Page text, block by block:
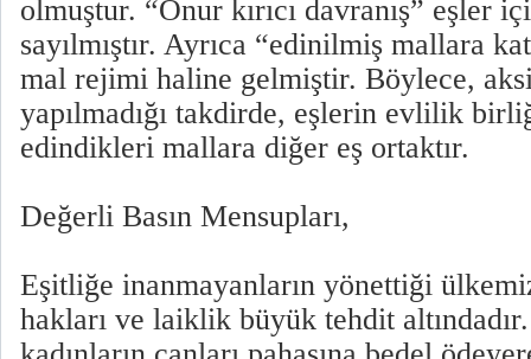
olmuştur. “Onur kırıcı davranış” eşler
sayılmıştır. Ayrıca “edinilmiş mallara
mal rejimi haline gelmiştir. Böylece,
yapılmadığı takdirde, eşlerin evlilik
edindikleri mallara diğer eş ortaktır.
Değerli Basın Mensupları,
Eşitliğe inanmayanların yönettiği
hakları ve laiklik büyük tehdit